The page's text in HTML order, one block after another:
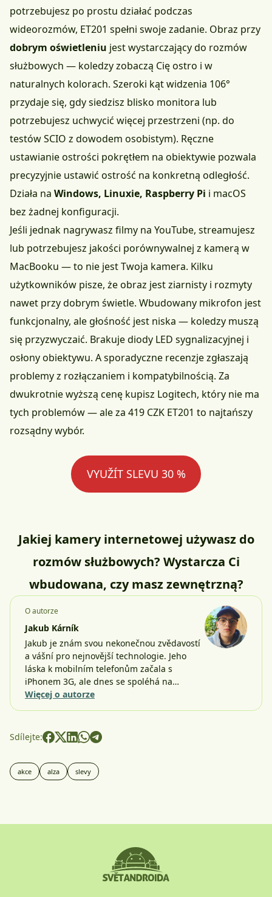
potrzebujesz po prostu działać podczas
wideorozmów, ET201 spełni swoje zadanie. Obraz przy
dobrym oświetleniu jest wystarczający do rozmów
służbowych — koledzy zobaczą Cię ostro i w
naturalnych kolorach. Szeroki kąt widzenia 106°
przydaje się, gdy siedzisz blisko monitora lub
potrzebujesz uchwycić więcej przestrzeni (np. do
testów SCIO z dowodem osobistym). Ręczne
ustawianie ostrości pokrętłem na obiektywie pozwala
precyzyjnie ustawić ostrość na konkretną odległość.
Działa na Windows, Linuxie, Raspberry Pi i macOS
bez żadnej konfiguracji.
Jeśli jednak nagrywasz filmy na YouTube, streamujesz
lub potrzebujesz jakości porównywalnej z kamerą w
MacBooku — to nie jest Twoja kamera. Kilku
użytkowników pisze, że obraz jest ziarnisty i rozmyty
nawet przy dobrym świetle. Wbudowany mikrofon jest
funkcjonalny, ale głośność jest niska — koledzy muszą
się przyzwyczaić. Brakuje diody LED sygnalizacyjnej i
osłony obiektywu. A sporadyczne recenzje zgłaszają
problemy z rozłączaniem i kompatybilnością. Za
dwukrotnie wyższą cenę kupisz Logitech, który nie ma
tych problemów — ale za 419 CZK ET201 to najtańszy
rozsądny wybór.
VYUŽÍT SLEVU 30 %
Jakiej kamery internetowej używasz do
rozmów służbowych? Wystarcza Ci
wbudowana, czy masz zewnętrzną?
O autorze
Jakub Kárník
Jakub je znám svou nekonečnou zvědavostí
a vášní pro nejnovější technologie. Jeho
láska k mobilním telefonům začala s
iPhonem 3G, ale dnes se spoléhá na…
Więcej o autorze
Sdílejte:
akce alza slevy